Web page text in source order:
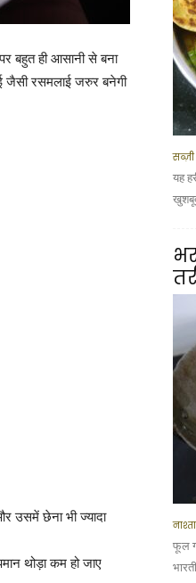
बहुत ही आसानी से बना
जैसी रसमलाई जरुर बनेगी
उसमें छेना भी ज्यादा
थोड़ा कम हो जाए
सब्ज़ी
यह
नाश्ता
फूल